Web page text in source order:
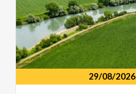
29/08/2026